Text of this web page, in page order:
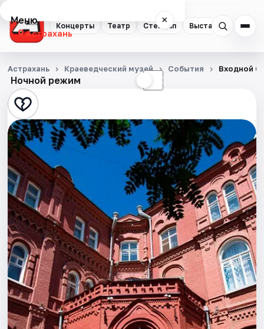
Концерты Театр Стендап Выставки
Меню ×
Астрахань
Концерты
Театр
Стендап
Выставки
Квесты
Экскурсии
Спорт
События
Города
Площадки
Ночной режим ☾
Астрахань Краеведческий музей События Входной